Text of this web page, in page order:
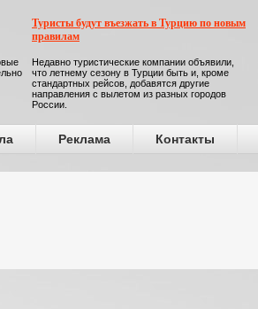
Туристы будут въезжать в Турцию по новым
правилам
Недавно туристические компании объявили,
что летнему сезону в Турции быть и, кроме
стандартных рейсов, добавятся другие
направления с вылетом из разных городов
России.
Реклама Контакты